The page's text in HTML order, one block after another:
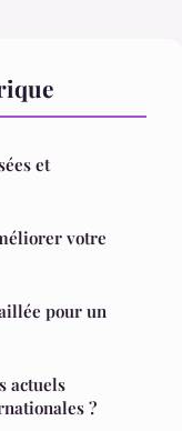
et
votre
pour un
actuels
?